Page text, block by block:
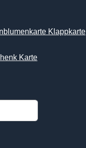
Klappkarte
Karte